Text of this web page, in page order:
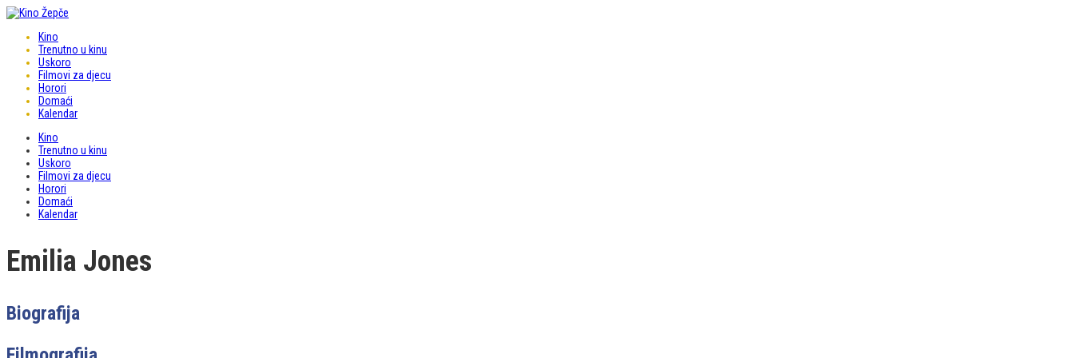
Kino
Trenutno u kinu
Uskoro
Filmovi za djecu
Horori
Domaći
Kalendar
Kino
Trenutno u kinu
Uskoro
Filmovi za djecu
Horori
Domaći
Kalendar
Emilia Jones
Biografija